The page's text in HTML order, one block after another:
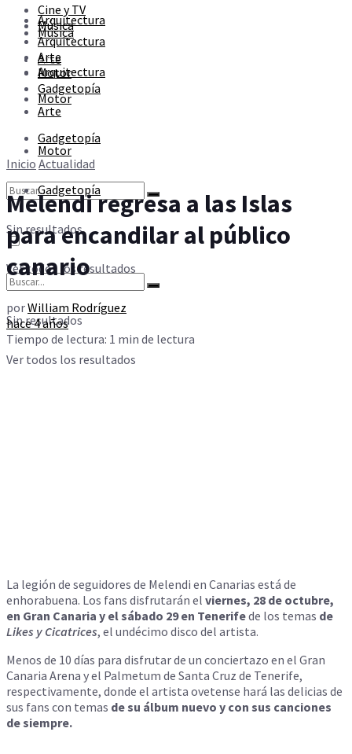
Arquitectura
Arte
Motor
Gadgetopía
Sin resultados
Ver todos los resultados
Música
Arquitectura
Arte
Motor
Gadgetopía
Sin resultados
Ver todos los resultados
Sin resultados
Ver todos los resultados
Cine y TV
Música
Arquitectura
Arte
Motor
Gadgetopía
Inicio Actualidad
Melendi regresa a las Islas
para encandilar al público
canario
porWilliam Rodríguez
hace 4 años
Tiempo de lectura: 1 min de lectura
La legión de seguidores de Melendi en Canarias está de
enhorabuena. Los fans disfrutarán el viernes, 28 de octubre,
en Gran Canaria y el sábado 29 en Tenerifede los temas de
Likes y Cicatrices, el undécimo disco del artista.
Menos de 10 días para disfrutar de un conciertazo en el Gran
Canaria Arena y el Palmetum de Santa Cruz de Tenerife,
respectivamente, donde el artista ovetense hará las delicias de
sus fans con temas de su álbum nuevo y con sus canciones
de siempre.